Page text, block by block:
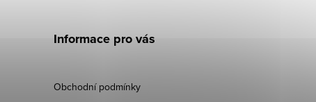
Informace pro vás
Obchodní podmínky